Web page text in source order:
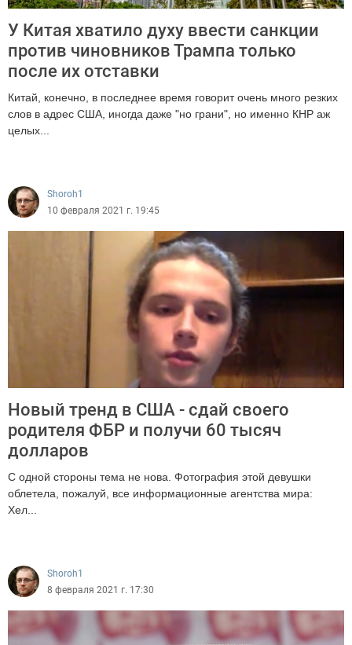
У Китая хватило духу ввести санкции
против чиновников Трампа только
после их отставки
Китай, конечно, в последнее время говорит очень много резких
слов в адрес США, иногда даже "но грани", но именно КНР аж
целых...
Shoroh1
10 февраля 2021 г. 19:45
Новый тренд в США - сдай своего
родителя ФБР и получи 60 тысяч
долларов
С одной стороны тема не нова. Фотография этой девушки
облетела, пожалуй, все информационные агентства мира:
Хел...
Shoroh1
8 февраля 2021 г. 17:30